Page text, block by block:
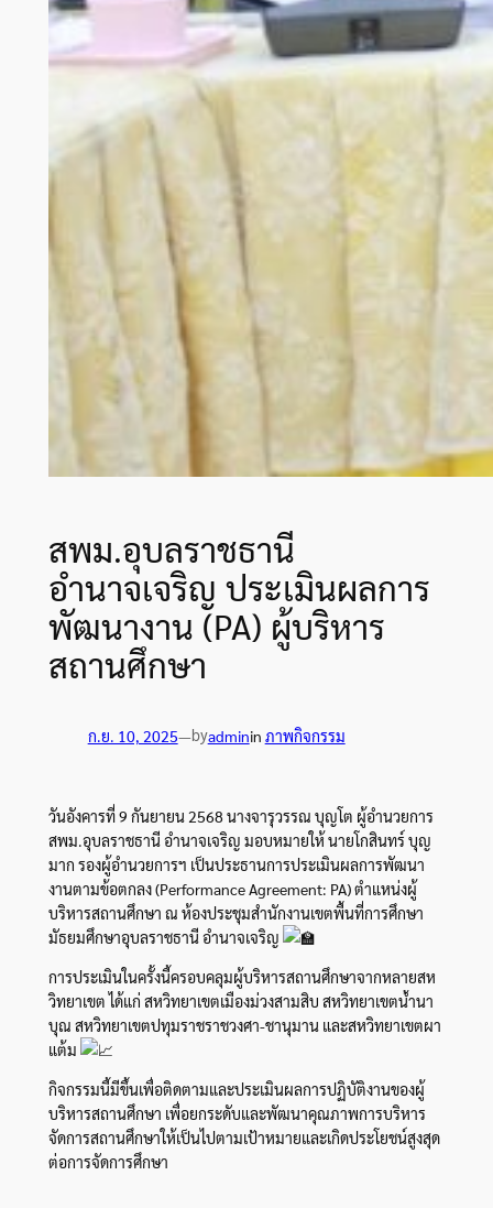
สพม.อุบลราชธานี
อำนาจเจริญ ประเมินผลการ
พัฒนางาน (PA) ผู้บริหาร
สถานศึกษา
ก.ย. 10, 2025—byadminin ภาพกิจกรรม
วันอังคารที่ 9 กันยายน 2568 นางจารุวรรณ บุญโต ผู้อำนวยการ
สพม.อุบลราชธานี อำนาจเจริญ มอบหมายให้ นายโกสินทร์ บุญ
มาก รองผู้อำนวยการฯ เป็นประธานการประเมินผลการพัฒนา
งานตามข้อตกลง (Performance Agreement: PA) ตำแหน่งผู้
บริหารสถานศึกษา ณ ห้องประชุมสำนักงานเขตพื้นที่การศึกษา
มัธยมศึกษาอุบลราชธานี อำนาจเจริญ
การประเมินในครั้งนี้ครอบคลุมผู้บริหารสถานศึกษาจากหลายสห
วิทยาเขต ได้แก่ สหวิทยาเขตเมืองม่วงสามสิบ สหวิทยาเขตน้ำนา
บุณ สหวิทยาเขตปทุมราชราชวงศา-ชานุมาน และสหวิทยาเขตผา
แต้ม
กิจกรรมนี้มีขึ้นเพื่อติดตามและประเมินผลการปฏิบัติงานของผู้
บริหารสถานศึกษา เพื่อยกระดับและพัฒนาคุณภาพการบริหาร
จัดการสถานศึกษาให้เป็นไปตามเป้าหมายและเกิดประโยชน์สูงสุด
ต่อการจัดการศึกษา